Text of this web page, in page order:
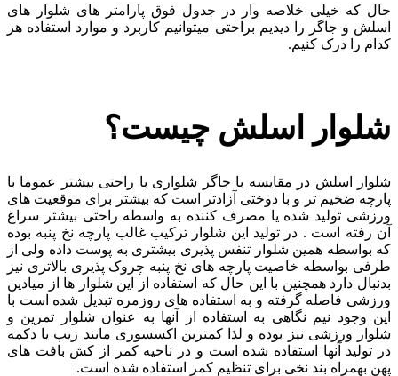
حال که خیلی خلاصه وار در جدول فوق پارامتر های شلوار های
اسلش و جاگر را دیدیم براحتی میتوانیم کاربرد و موارد استفاده هر
کدام را درک کنیم.
شلوار اسلش چیست؟
شلوار اسلش در مقایسه با جاگر شلواری با راحتی بیشتر عموما با
پارچه ضخیم تر و با دوختی آزادتر است که بیشتر برای موقعیت های
ورزشی تولید شده یا مصرف کننده به واسطه راحتی بیشتر سراغ
آن رفته است . در تولید این شلوار ترکیب غالب پارچه نخ پنبه بوده
که بواسطه همین شلوار تنفس پذیری بیشتری به پوست داده ولی از
طرفی بواسطه خاصیت پارچه های نخ پنبه چروک پذیری بالاتری نیز
بدنبال دارد همچنین با این حال که استفاده از این شلوار ها از میادین
ورزشی فاصله گرفته و به استفاده های روزمره تبدیل شده است با
این وجود نیم نگاهی به استفاده از آنها به عنوان شلوار تمرین و
شلوار ورزشی نیز بوده و لذا کمترین اکسسوری مانند زیپ یا دکمه
در تولید آنها استفاده شده است و در ناحیه کمر از کش بافت های
پهن بهمراه بند نخی برای تنظیم کمر استفاده شده است.